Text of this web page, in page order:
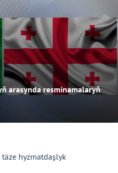
arasynda resminamalaryň
hyzmatdaşlyk